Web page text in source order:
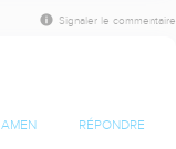
Signaler le commentaire
AMEN RÉPONDRE